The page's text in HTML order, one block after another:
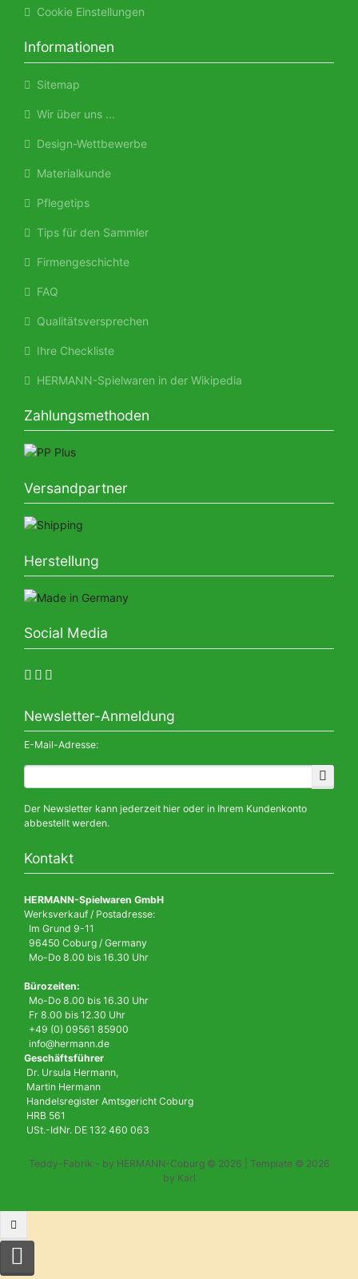
Cookie Einstellungen
Informationen
Sitemap
Wir über uns ...
Design-Wettbewerbe
Materialkunde
Pflegetips
Tips für den Sammler
Firmengeschichte
FAQ
Qualitätsversprechen
Ihre Checkliste
HERMANN-Spielwaren in der Wikipedia
Zahlungsmethoden
Versandpartner
Herstellung
Social Media
Newsletter-Anmeldung
E-Mail-Adresse:
Der Newsletter kann jederzeit hier oder in Ihrem Kundenkonto
abbestellt werden.
Kontakt
HERMANN-Spielwaren GmbH
Werksverkauf / Postadresse:
Im Grund 9-11
96450 Coburg / Germany
Mo-Do 8.00 bis 16.30 Uhr
Bürozeiten:
Mo-Do 8.00 bis 16.30 Uhr
Fr 8.00 bis 12.30 Uhr
+49 (0) 09561 85900
info@hermann.de
Geschäftsführer
Dr. Ursula Hermann,
Martin Hermann
Handelsregister Amtsgericht Coburg
HRB 561
USt.-IdNr. DE 132 460 063
Teddy-Fabrik - by HERMANN-Coburg © 2026 | Template © 2026
by Karl